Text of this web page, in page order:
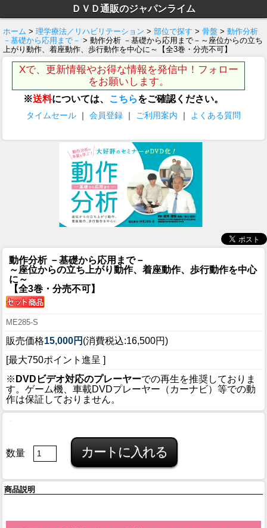
ＤＶＤ通販のジャパンライム
ホーム > 理学療法／リハビリテーション > 部位で探す > 骨盤 > 動作分析
－基礎から応用まで－ > 動作分析 －基礎から応用まで－～座位からの立ち
上がり動作、着座動作、歩行動作を中心に～【全3巻・分売不可】
Xで、更新情報やお得な情報を発信中！フォロー
をお願いします。
※送料については、 こちらをご確認ください。
タイムセール ｜ 会員登録 ｜ ご利用案内 ｜ よくある質問
動作分析 －基礎から応用まで－
～座位からの立ち上がり動作、着座動作、歩行動作を中心
に～
【全3巻・分売不可】
ME285-S
販売価格15,000円 (消費税込:16,500円)
[最大750ポイント進呈 ]
※ DVDビデオ対応のプレーヤーでの再生を推奨しておりま
す。ゲーム機、車載DVDプレーヤー（カーナビ）等での動
作は保証しておりません。
数量
商品説明